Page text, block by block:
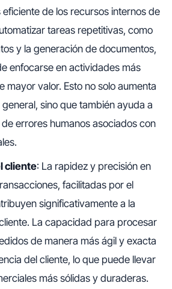
eficiente de los recursos internos de
tareas repetitivas, como
y la generación de documentos,
enfocarse en actividades más
mayor valor. Esto no solo aumenta
sino que también ayuda a
errores humanos asociados con
cliente: La rapidez y precisión en
facilitadas por el
significativamente a la
La capacidad para procesar
de manera más ágil y exacta
del cliente, lo que puede llevar
más sólidas y duraderas.